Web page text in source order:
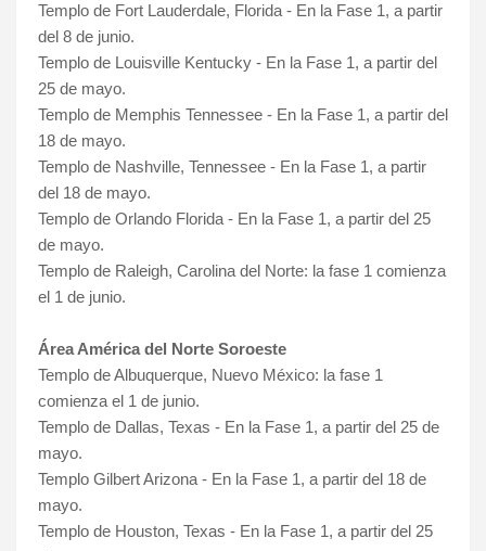
Templo de Fort Lauderdale, Florida - En la Fase 1, a partir
del 8 de junio.
Templo de Louisville Kentucky - En la Fase 1, a partir del
25 de mayo.
Templo de Memphis Tennessee - En la Fase 1, a partir del
18 de mayo.
Templo de Nashville, Tennessee - En la Fase 1, a partir
del 18 de mayo.
Templo de Orlando Florida - En la Fase 1, a partir del 25
de mayo.
Templo de Raleigh, Carolina del Norte: la fase 1 comienza
el 1 de junio.
Área América del Norte Soroeste
Templo de Albuquerque, Nuevo México: la fase 1
comienza el 1 de junio.
Templo de Dallas, Texas - En la Fase 1, a partir del 25 de
mayo.
Templo Gilbert Arizona - En la Fase 1, a partir del 18 de
mayo.
Templo de Houston, Texas - En la Fase 1, a partir del 25